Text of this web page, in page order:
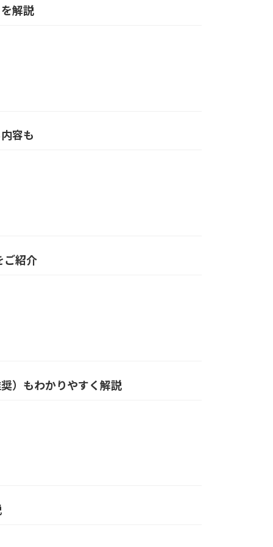
解説
容も
ご紹介
）もわかりやすく解説